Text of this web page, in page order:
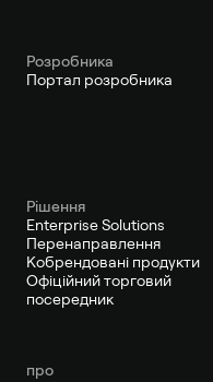
Pозробника
Портал розробника
Рішення
Enterprise Solutions
Перенаправлення
Кобрендовані продукти
Офіційний торговий
посередник
про